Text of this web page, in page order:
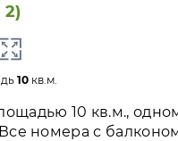
2)
10 кв.м.
10 кв.м.,
номера с